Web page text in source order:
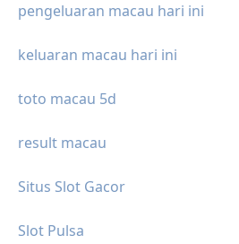
pengeluaran macau hari ini
keluaran macau hari ini
toto macau 5d
result macau
Situs Slot Gacor
Slot Pulsa